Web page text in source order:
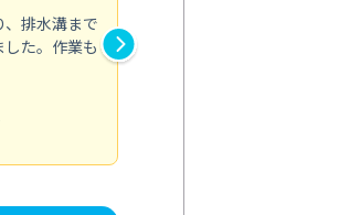
排水溝まで
た。作業も